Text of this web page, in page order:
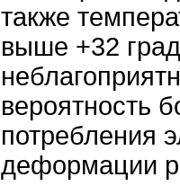
также
выше +32
вероятность
потребления
деформации